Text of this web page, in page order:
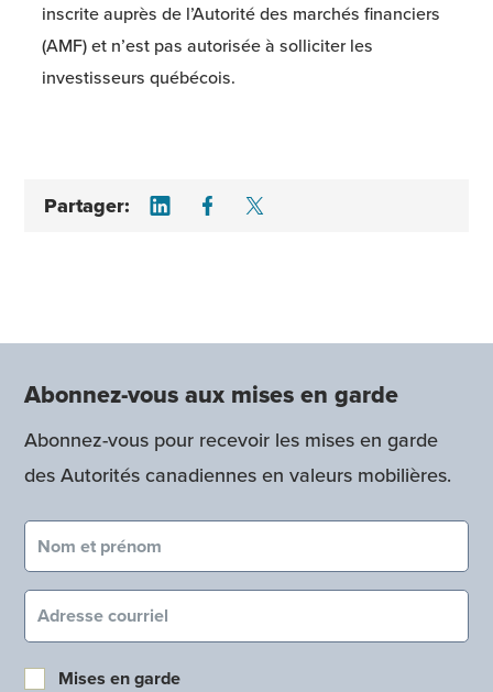
inscrite auprès de l’Autorité des marchés financiers
(AMF) et n’est pas autorisée à solliciter les
investisseurs québécois.
Partager: Share on LinkedIn
Share on Facebook
Abonnez-vous aux mises en garde
Abonnez-vous pour recevoir les mises en garde
des Autorités canadiennes en valeurs mobilières.
Nom et prénom (obligatoire)
Courriel (obligatoire)
Mises en garde